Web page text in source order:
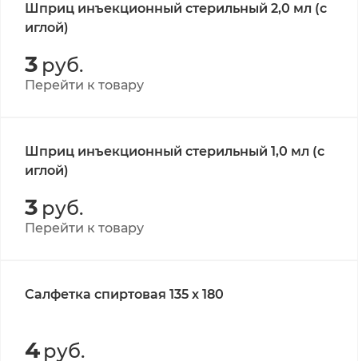
Шприц инъекционный стерильный 2,0 мл (с
иглой)
3 руб.
Перейти к товару
Шприц инъекционный стерильный 1,0 мл (с
иглой)
3 руб.
Перейти к товару
Салфетка спиртовая 135 х 180
4 руб.